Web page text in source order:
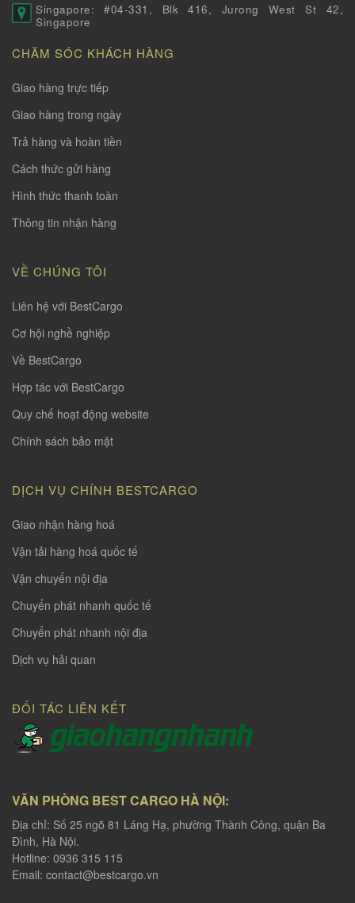
Singapore: #04-331, Blk 416, Jurong West St 42,
Singapore
CHĂM SÓC KHÁCH HÀNG
Giao hàng trực tiếp
Giao hàng trong ngày
Trả hàng và hoàn tiền
Cách thức gửi hàng
Hình thức thanh toàn
Thông tin nhận hàng
VỀ CHÚNG TÔI
Liên hệ với BestCargo
Cơ hội nghề nghiệp
Về BestCargo
Hợp tác với BestCargo
Quy chế hoạt động website
Chính sách bảo mật
DỊCH VỤ CHÍNH BESTCARGO
Giao nhận hàng hoá
Vận tải hàng hoá quốc tế
Vận chuyển nội địa
Chuyển phát nhanh quốc tế
Chuyển phát nhanh nội địa
Dịch vụ hải quan
ĐỐI TÁC LIÊN KẾT
VĂN PHÒNG BEST CARGO HÀ NỘI:
Địa chỉ: Số 25 ngõ 81 Láng Hạ, phường Thành Công, quận Ba
Đình, Hà Nội.
Hotline: 0936 315 115
Email: contact@bestcargo.vn